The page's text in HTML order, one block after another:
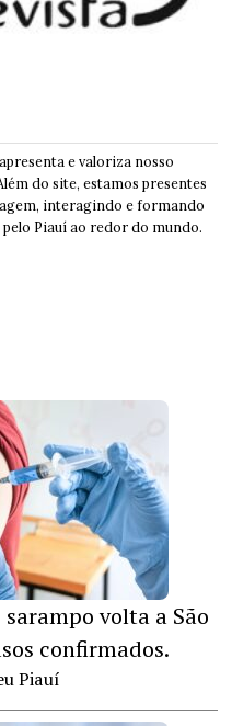
e valoriza nosso
do site, estamos presentes
interagindo e formando
Piauí ao redor do mundo.
volta a São
confirmados.
Piauí